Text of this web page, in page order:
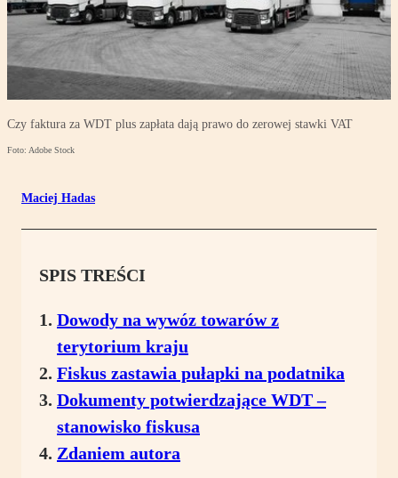
Czy faktura za WDT plus zapłata dają prawo do zerowej stawki VAT
Foto: Adobe Stock
Maciej Hadas
SPIS TREŚCI
Dowody na wywóz towarów z
terytorium kraju
Fiskus zastawia pułapki na podatnika
Dokumenty potwierdzające WDT –
stanowisko fiskusa
Zdaniem autora